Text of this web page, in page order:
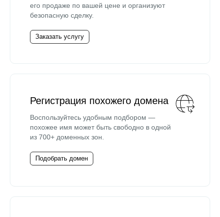
его продаже по вашей цене и организуют
безопасную сделку.
Заказать услугу
Регистрация похожего домена
Воспользуйтесь удобным подбором —
похожее имя может быть свободно в одной
из 700+ доменных зон.
Подобрать домен